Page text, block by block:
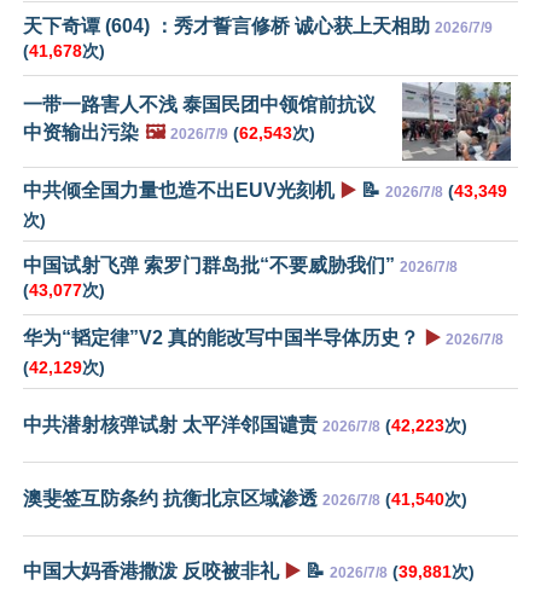
天下奇谭 (604) ：秀才誓言修桥 诚心获上天相助 2026/7/9
(41,678次)
一带一路害人不浅 泰国民团中领馆前抗议
中资输出污染 🖼️ 2026/7/9 (62,543次)
中共倾全国力量也造不出EUV光刻机 ▶️ 📝 2026/7/8 (43,349
次)
中国试射飞弹 索罗门群岛批“不要威胁我们” 2026/7/8
(43,077次)
华为“韬定律”V2 真的能改写中国半导体历史？ ▶️ 2026/7/8
(42,129次)
中共潜射核弹试射 太平洋邻国谴责 2026/7/8 (42,223次)
澳斐签互防条约 抗衡北京区域渗透 2026/7/8 (41,540次)
中国大妈香港撒泼 反咬被非礼 ▶️ 📝 2026/7/8 (39,881次)